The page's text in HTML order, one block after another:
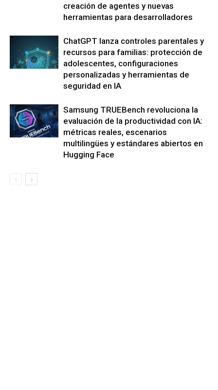
creación de agentes y nuevas
herramientas para desarrolladores
ChatGPT lanza controles parentales y
recursos para familias: protección de
adolescentes, configuraciones
personalizadas y herramientas de
seguridad en IA
Samsung TRUEBench revoluciona la
evaluación de la productividad con IA:
métricas reales, escenarios
multilingües y estándares abiertos en
Hugging Face